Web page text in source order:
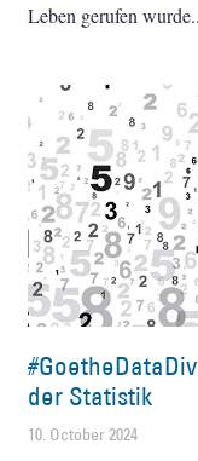
Leben gerufen wurde
der Statistik
10. October 2024